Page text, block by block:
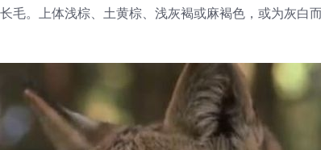
毛。上体浅棕、土黄棕、浅灰褐或麻褐色，或为灰白